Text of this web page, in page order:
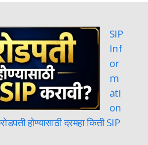
SIP
Inf
or
m
ati
on
होण्यासाठी दरमहा किती SIP